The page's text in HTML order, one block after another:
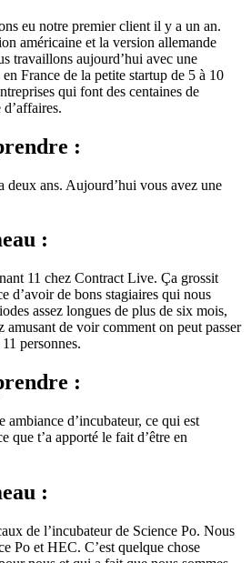
eu notre premier client il y a un an.
américaine et la version allemande
travaillons aujourd’hui avec une
France de la petite startup de 5 à 10
qui font des centaines de
:
deux ans. Aujourd’hui vous avez une
:
11 chez Contract Live. Ça grossit
d’avoir de bons stagiaires qui nous
assez longues de plus de six mois,
amusant de voir comment on peut passer
personnes.
:
ambiance d’incubateur, ce qui est
que t’a apporté le fait d’être en
:
de l’incubateur de Science Po. Nous
Po et HEC. C’est quelque chose